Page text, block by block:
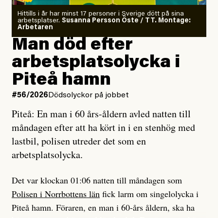
Kuhn och Sassarinis-McGowan radar upp.
Vem är det som Dagens ETC skriver för?
Vad betyder det att vara en röd, grön och oberoende
tidning?
Vad är bra journalistik?
Ett försök till korta svar som jag hoppas kan förtydliga
för Kuhn och Sassarinis-McGowan och andra hur jag
som chefredaktör ser på Dagens ETC:s uppdrag och
roll.
Vi skriver för våra läsare som vill bli informerade,
överraskade, bekräftade, utmanade – och som kräver
att vi granskar allt och alla.
Om läkaren säger vaccinera dig
så säger jag tvärtemot.
Jag lärde mig renovera
enligt uråldrig metod
och lade min sista ungdom
på att laga en gammal bod.
Jag sökte ljuset och meningen,
efter det som var rent, rätt och sant,
och aldrig såg jag det klarare än
när jag ombord på bussen hjälpte en tant.
#23/2026Intervjun
Jesper Lundby: ”Livet i sig
är ganska politiskt”
Hittills i år har minst 17 personer i Sverige dött på sina
arbetsplatser. Susanna Persson Öste / TT. Montage:
Arbetaren
Man död efter
arbetsplatsolycka i
Piteå hamn
#56/2026 Dödsolyckor på jobbet
Piteå: En man i 60 års-åldern avled natten till
måndagen efter att ha kört in i en stenhög med
lastbil, polisen utreder det som en
arbetsplatsolycka.
Det var klockan 01:06 natten till måndagen som
Polisen i Norrbottens län fick larm om singelolycka i
Piteå hamn. Föraren, en man i 60-års åldern, ska ha